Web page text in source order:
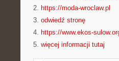
2. https://moda-wroclaw.pl
3. odwiedź stronę
4. https://www.ekos-
5. więcej informacji tutaj